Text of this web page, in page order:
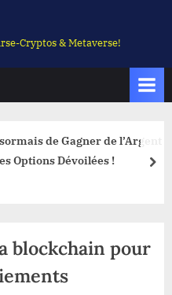
Cryptos & Metaverse!
de Gagner de l’Argent
Options Dévoilées !
blockchain pour